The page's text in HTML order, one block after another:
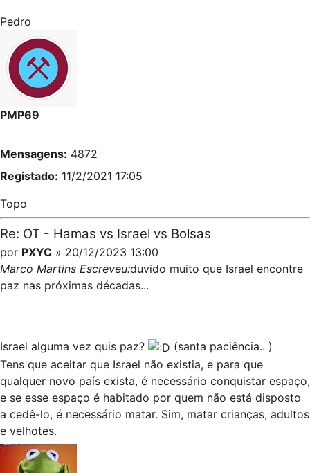
Pedro
PMP69
Mensagens: 4872
Registado: 11/2/2021 17:05
Topo
Re: OT - Hamas vs Israel vs Bolsas
por PXYC » 20/12/2023 13:00
Marco Martins Escreveu:duvido muito que Israel encontre
paz nas próximas décadas...
Israel alguma vez quis paz?
(santa paciência.. )
Tens que aceitar que Israel não existia, e para que
qualquer novo país exista, é necessário conquistar espaço,
e se esse espaço é habitado por quem não está disposto
a cedê-lo, é necessário matar. Sim, matar crianças, adultos
e velhotes.